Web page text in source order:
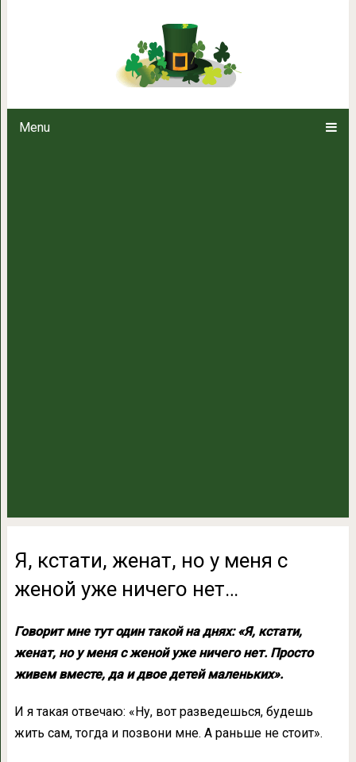
Menu
Я, кстати, женат, но у
Я, кстати, женат, но у меня с
женой уже ничего нет…
Говорит мне тут один такой на днях: «Я, кстати,
женат, но у меня с женой уже ничего нет. Просто
живем вместе, да и двое детей маленьких».
И я такая отвечаю: «Ну, вот разведешься, будешь
жить сам, тогда и позвони мне. А раньше не стоит».